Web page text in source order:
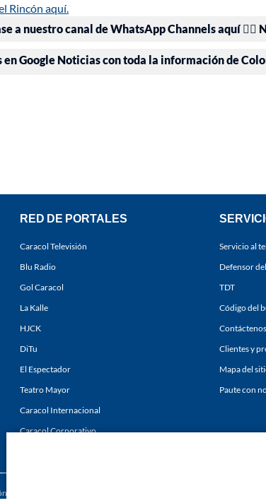
Rincón aquí.
a nuestro canal de WhatsApp Channels aquí 👉🏻
en Google Noticias con toda la información de
RED DE PORTALES
Caracol Televisión
Blu Radio
Gol Caracol
La Kalle
HJCK
DiTu
El Espectador
Teatro Mayor
Caracol Internacional
Caracol Corporativo
Servicio al
Defensor
TDT
Código del
Contáctenos
Clientes y
Mapa del
Paute con
de los